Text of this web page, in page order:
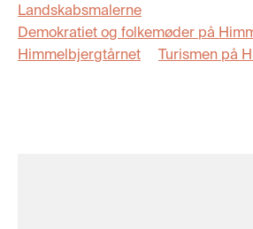
Landskabsmalerne
Demokratiet og folkemøder på
Himmelbjergtårnet
Turismen på